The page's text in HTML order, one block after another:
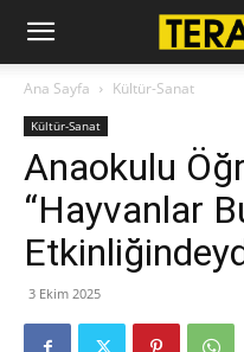
Ana Sayfa Kültür-Sanat
Kültür-Sanat
Anaokulu
“Hayvanlar
3 Ekim 2025